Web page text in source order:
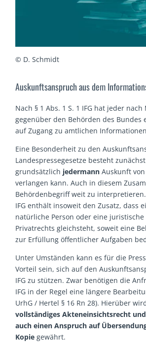
© D. Schmidt
Auskunftsanspruch aus dem
Nach § 1 Abs. 1 S. 1 IFG hat jeder nach
gegenüber den Behörden des Bundes
auf Zugang zu amtlichen
Eine Besonderheit zu den
Landespressegesetze besteht
grundsätzlich jedermann Auskunft
verlangen kann. Auch in diesem
Behördenbegriff weit zu interpretieren.
IFG enthält insoweit den Zusatz, dass
natürliche Person oder eine juristische
Privatrechts gleichsteht, soweit eine
zur Erfüllung öffentlicher Aufgaben
Unter Umständen kann es für die
Vorteil sein, sich auf den
IFG zu stützen. Zwar benötigen die
IFG in der Regel eine längere
UrhG / Hertel § 16 Rn 28). Hierüber
vollständiges Akteneinsichtsrecht
auch einen Anspruch auf
Kopie gewährt.